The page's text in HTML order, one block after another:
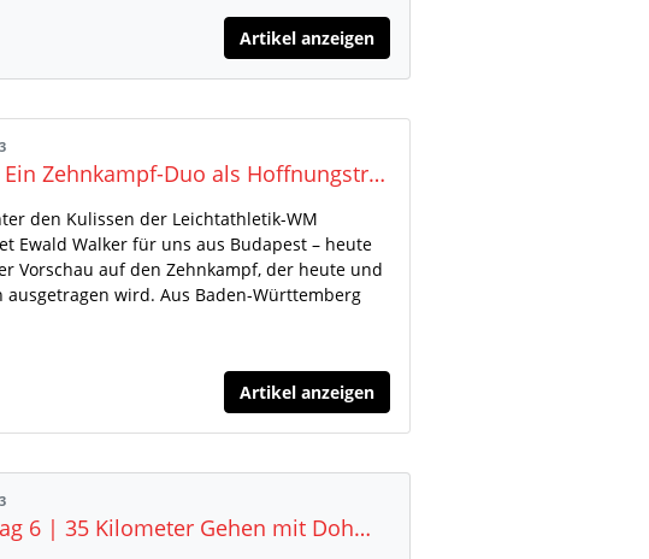
Artikel anzeigen
WM | Ein Zehnkampf-Duo als Hoffnungsträger
den Kulissen der Leichtathletik-WM
Ewald Walker für uns aus Budapest – heute
Vorschau auf den Zehnkampf, der heute und
ausgetragen wird. Aus Baden-Württemberg
Artikel anzeigen
WM Tag 6 | 35 Kilometer Gehen mit Dohmann und Dittrich – Ein Rennen das alles zu bieten hatte